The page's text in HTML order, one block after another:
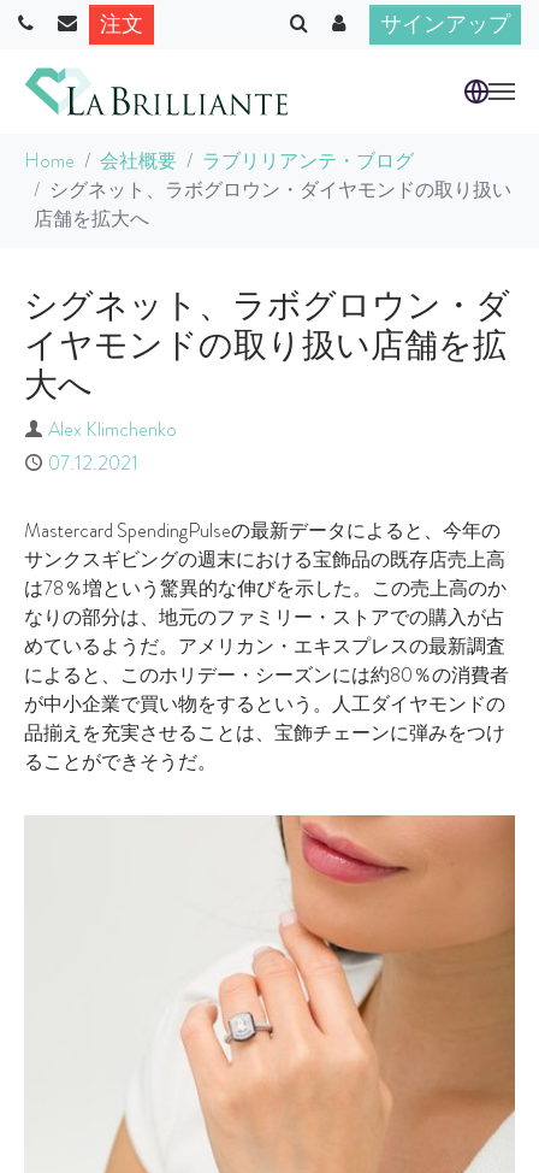
Skip to main content
注文 サインアップ
You are here:
Home 会社概要
ラブリリアンテ・ブログ
シグネット、ラボグロウン・ダイヤモンドの取り扱い
店舗を拡大へ
シグネット、ラボグロウン・ダ
イヤモンドの取り扱い店舗を拡
大へ
Author
Alex Klimchenko
Published
07.12.2021
Mastercard SpendingPulseの最新データによると、今年の
サンクスギビングの週末における宝飾品の既存店売上高
は78％増という驚異的な伸びを示した。この売上高のか
なりの部分は、地元のファミリー・ストアでの購入が占
めているようだ。アメリカン・エキスプレスの最新調査
によると、このホリデー・シーズンには約80％の消費者
が中小企業で買い物をするという。人工ダイヤモンドの
品揃えを充実させることは、宝飾チェーンに弾みをつけ
ることができそうだ。